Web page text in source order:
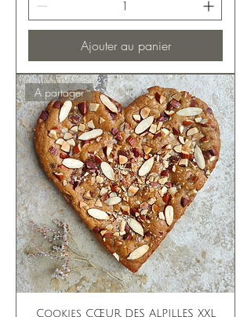
Ajouter au panier
A partager
Cookies CŒUR DES ALPILLES XXL